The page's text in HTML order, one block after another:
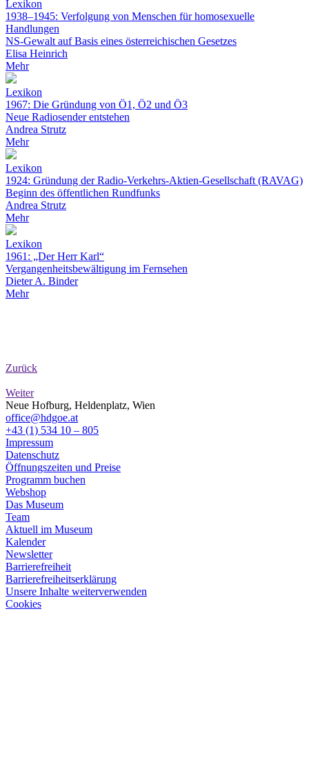
Lexikon
1938–1945: Verfolgung von Menschen für homosexuelle
Handlungen
NS-Gewalt auf Basis eines österreichischen Gesetzes
Elisa Heinrich
Mehr
Lexikon
1967: Die Gründung von Ö1, Ö2 und Ö3
Neue Radiosender entstehen
Andrea Strutz
Mehr
Lexikon
1924: Gründung der Radio-Verkehrs-Aktien-Gesellschaft (RAVAG)
Beginn des öffentlichen Rundfunks
Andrea Strutz
Mehr
Lexikon
1961: „Der Herr Karl“
Vergangenheitsbewältigung im Fernsehen
Dieter A. Binder
Mehr
Zurück
Weiter
Neue Hofburg, Heldenplatz, Wien
office@hdgoe.at
+43 (1) 534 10 – 805
Impressum
Datenschutz
Öffnungszeiten und Preise
Programm buchen
Webshop
Das Museum
Team
Aktuell im Museum
Kalender
Newsletter
Barrierefreiheit
Barrierefreiheitserklärung
Unsere Inhalte weiterverwenden
Cookies